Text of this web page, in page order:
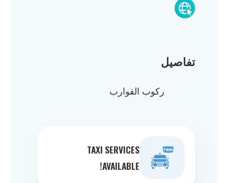
تفاصيل
ركوب القوارب
TAXI SERVICES
AVAILABLE!